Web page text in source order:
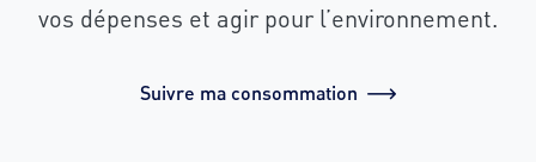
vos dépenses et agir pour l’environnement.
Suivre ma consommation